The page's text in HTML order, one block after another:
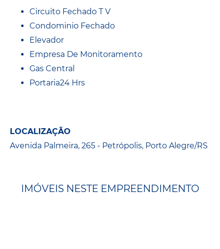
Circuito Fechado T V
Condominio Fechado
Elevador
Empresa De Monitoramento
Gas Central
Portaria24 Hrs
LOCALIZAÇÃO
Avenida Palmeira, 265 - Petrópolis, Porto Alegre/RS
IMÓVEIS NESTE EMPREENDIMENTO